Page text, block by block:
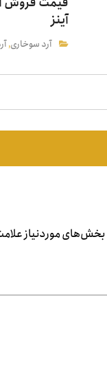
آینز
آرد سوخاری,
بخش‌های موردنیاز